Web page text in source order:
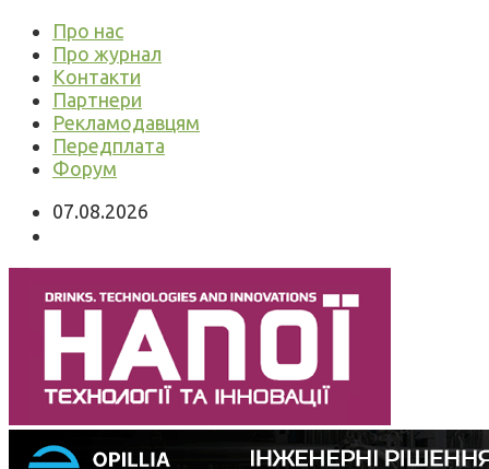
Про нас
Про журнал
Контакти
Партнери
Рекламодавцям
Передплата
Форум
07.08.2026